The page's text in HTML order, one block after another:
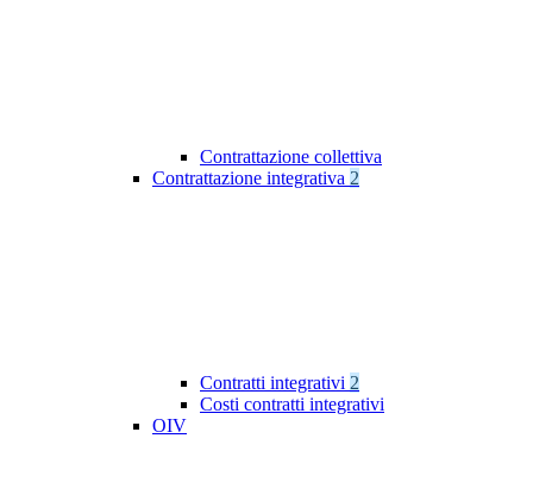
Contrattazione collettiva
Contrattazione integrativa 2
Contratti integrativi 2
Costi contratti integrativi
OIV